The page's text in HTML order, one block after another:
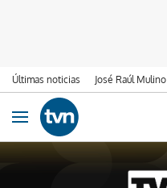
Últimas noticias José Raúl Mulino
Ir al contenido
Obrir navegació